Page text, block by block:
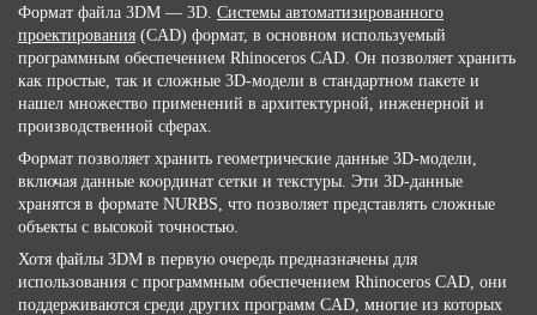
Формат файла 3DM — 3D. Системы автоматизированного
проектирования (CAD) формат, в основном используемый
программным обеспечением Rhinoceros CAD. Он позволяет хранить
как простые, так и сложные 3D-модели в стандартном пакете и
нашел множество применений в архитектурной, инженерной и
производственной сферах.
Формат позволяет хранить геометрические данные 3D-модели,
включая данные координат сетки и текстуры. Эти 3D-данные
хранятся в формате NURBS, что позволяет представлять сложные
объекты с высокой точностью.
Хотя файлы 3DM в первую очередь предназначены для
использования с программным обеспечением Rhinoceros CAD, они
поддерживаются среди других программ CAD, многие из которых